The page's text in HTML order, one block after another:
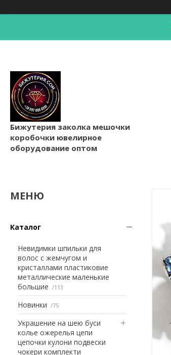
Бижутерия заколка мешочки
коробочки ювелирное
оборудование оптом
Каталог
Невидимки шпильки для
волос с жемчугом и
кристаллами пластиковие
металлические маленькие
большие
113
Новинки 75
Украшение на шею буси
колье ожерелья цепи
цепочки кулони подвески
чокери комплекти